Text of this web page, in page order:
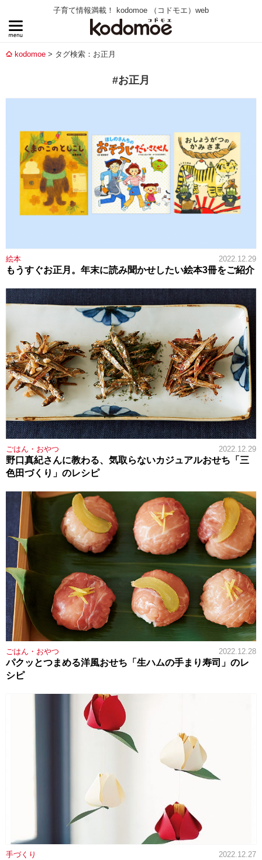
子育て情報満載！ kodomoe （コドモエ）web
kodomoe タグ検索：お正月
#お正月
絵本 2022.12.29
もうすぐお正月。年末に読み聞かせしたい絵本3冊をご紹介
ごはん・おやつ 2022.12.29
野口真紀さんに教わる、気取らないカジュアルおせち「三
色田づくり」のレシピ
ごはん・おやつ 2022.12.28
パクッとつまめる洋風おせち「生ハムの手まり寿司」のレ
シピ
手づくり 2022.12.27